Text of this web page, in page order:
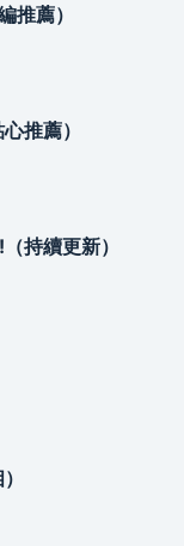
推薦）
推薦）
持續更新）